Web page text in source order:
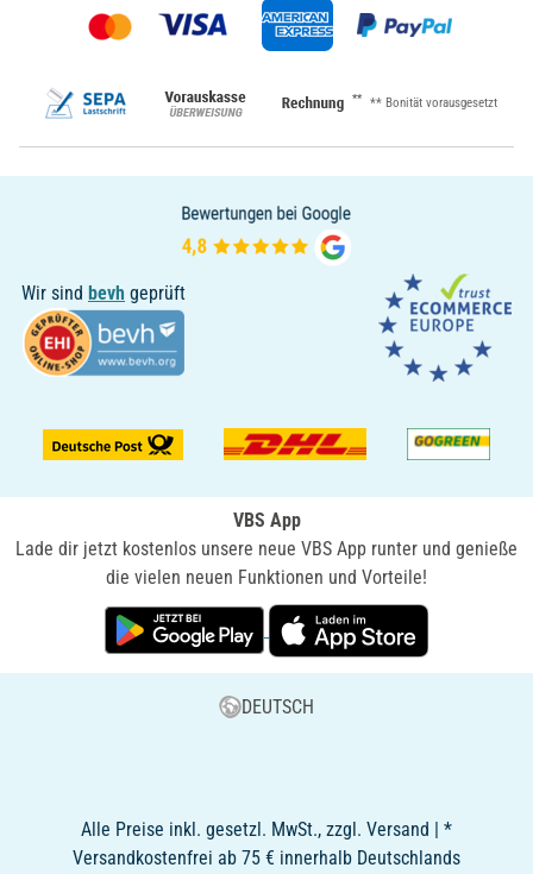
** ** Bonität vorausgesetzt
Wir sind bevh geprüft
VBS App
Lade dir jetzt kostenlos unsere neue VBS App runter und genieße
die vielen neuen Funktionen und Vorteile!
DEUTSCH
Alle Preise inkl. gesetzl. MwSt., zzgl. Versand | *
Versandkostenfrei ab 75 € innerhalb Deutschlands